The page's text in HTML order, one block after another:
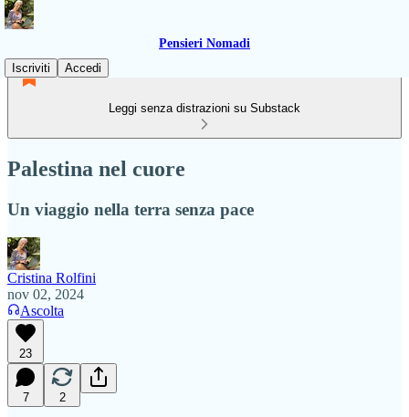
Pensieri Nomadi
Iscriviti
Accedi
Leggi senza distrazioni su Substack
Palestina nel cuore
Un viaggio nella terra senza pace
Cristina Rolfini
nov 02, 2024
Ascolta
23
7 2